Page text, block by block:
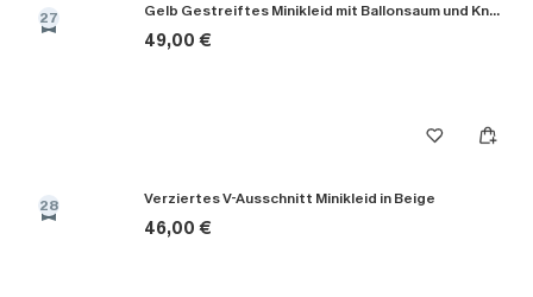
27 Gelb Gestreiftes Minikleid mit Ballonsaum und Knopfleiste
49,00 €
28 Verziertes V-Ausschnitt Minikleid in Beige
46,00 €